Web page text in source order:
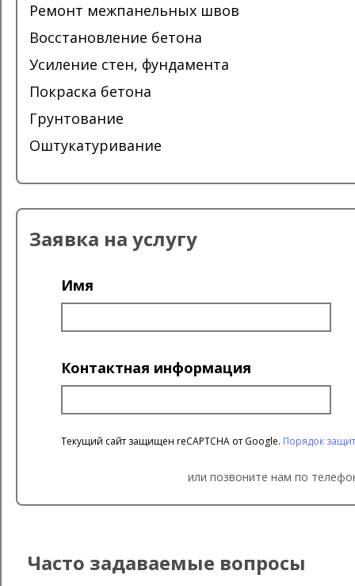
Ремонт межпанельных швов
Восстановление бетона
Усиление стен, фундамента
Покраска бетона
Грунтование
Оштукатуривание
Заявка на услугу
Имя
Контактная информация
или позвоните нам по
Текущий сайт защищен reCAPTCHA от Google. Порядок
Часто задаваемые вопросы